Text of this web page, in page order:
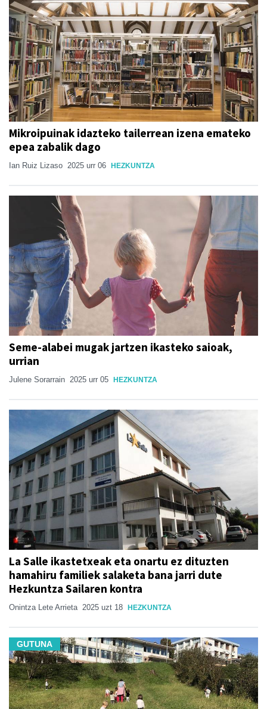
Mikroipuinak idazteko tailerrean izena emateko
epea zabalik dago
Ian Ruiz Lizaso 2025 urr 06 HEZKUNTZA
Seme-alabei mugak jartzen ikasteko saioak,
urrian
Julene Sorarrain 2025 urr 05 HEZKUNTZA
La Salle ikastetxeak eta onartu ez dituzten
hamahiru familiek salaketa bana jarri dute
Hezkuntza Sailaren kontra
Onintza Lete Arrieta 2025 uzt 18 HEZKUNTZA
GUTUNA